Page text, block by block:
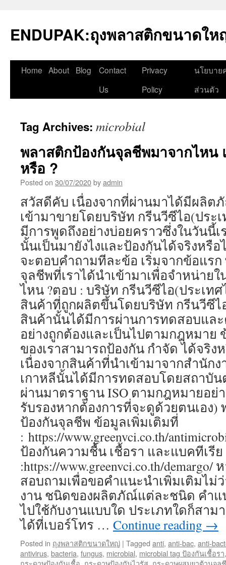
content
ENDUPAK:ถุงพลาสติกขนาดให
Home About Blog
Contact
Us
Privacy
Policy
นโยบาย
ส่วนตัว
Tag Archives: microbial
พลาสติกป้องกันจุลชีพมาจากไหน
หรือ ?
Posted on 30/07/2020byadmin
สวัสดีคับ เนื่องจากที่ผ่านมาได้มีผลิ
เข้ามาขายโดยบริษัท กรีนวีซีไอ(ประ
มีการพูดถึงอย่างบ่อยคราวซึ่งในวันนี้
นั้นเป็นมายังไงและป้องกันได้จริงหรื
จะตอบคำถามทีละข้อ เริ่มจากข้อแร
จุลชีพที่เราได้นำเข้ามาเพื่อจำหน่าย
ไหน ?ตอบ : บริษัท กรีนวีซีไอ(ประเท
สินค้าที่ถูกผลิตขึ้นโดยบริษัท กรีนวีซีไ
สินค้านั้นได้มีการผ่านการทดสอบแล
อย่างถูกต้องและเป็นไปตามกฎหมา
ของเราสามารถป้องกัน กำจัด ได้จริง
เนื่องจากสินค้าที่นำเข้ามาจากสำนัก
เกาหลีนั้นได้มีการทดสอบโดยสถาบัน
ผ่านมาตราฐาน ISO ตามกฎหมายอย่
รับรองหากต้องการที่จะดูด้วยตนเอง
ป้องกันจุลชีพ ข้อมูลเพิ่มเติมที่
: https://www.greenvci.co.th/
ป้องกันความชื้น เชื้อรา และแบคทีเรี
:https://www.greenvci.co.th/
สอบถามเพื่อขอคำแนะนำเพิ่มเติมไม่
งาน ชนิดของผลิตภัณ์แต่ละชนิด คำแ
ไปใช้กับงานแบบใด ประเภทใดก็สาม
ได้ที่เบอร์โทร … Continue reading →
Posted in ถุงพลาสติกขนาดใหญ่ | Tagged anti, anti-bac, anti-
antivirus, bacteria, fungus, microbial, microbial tag ป้องกันเชื้อรา